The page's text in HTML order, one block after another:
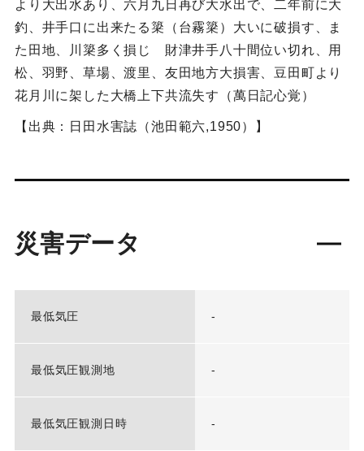
より大出水あり、六月九日再び大水出で、二年前に大
釣、井手口に出来たる簗（台霧簗）大いに破損す、ま
た田地、川簗多く損じ 財津井手八十間位い切れ、用
松、羽野、草場、渡里、友田地方大損害、豆田町より
花月川に架した大橋上下共流失す（萬日記心覚）
【出典：日田水害誌（池田範六,1950）】
災害データ
最低気圧 -
最低気圧観測地 -
最低気圧観測日時 -